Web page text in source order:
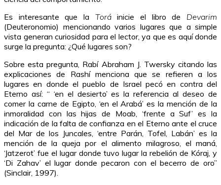
Es interesante que la Toráinicie el libro de Devarim
(Deuteronomio) mencionando varios lugares que a simple
vista generan curiosidad para el lector, ya que es aquí donde
surge la pregunta: ¿Qué lugares son?
Sobre esta pregunta, Rabí Abraham J. Twersky citando las
explicaciones de Rashí menciona que se refieren a los
lugares en donde el pueblo de Israel pecó en contra del
Eterno así: “ ‘en el desierto’ es la referencia al deseo de
comer la carne de Egipto, ‘en el Arabá’ es la mención de la
inmoralidad con las hijas de Moab, ‘frente a Suf’ es la
indicación de la falta de confianza en el Eterno ante el cruce
del Mar de los Juncales, ‘entre Parán, Tofel, Labán’ es la
mención de la queja por el alimento milagroso, el maná,
‘Jatzerot’ fue el lugar donde tuvo lugar la rebelión de Kóraj, y
‘Di Zahav’ el lugar donde pecaron con el becerro de oro”
(Sinclair, 1997).